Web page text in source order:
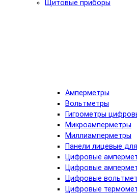
Щитовые приборы
Амперметры
Вольтметры
Гигрометры
Микроамперметры
Миллиамперметры
Панели лицевые
Цифровые
Цифровые
Цифровые
Цифровые